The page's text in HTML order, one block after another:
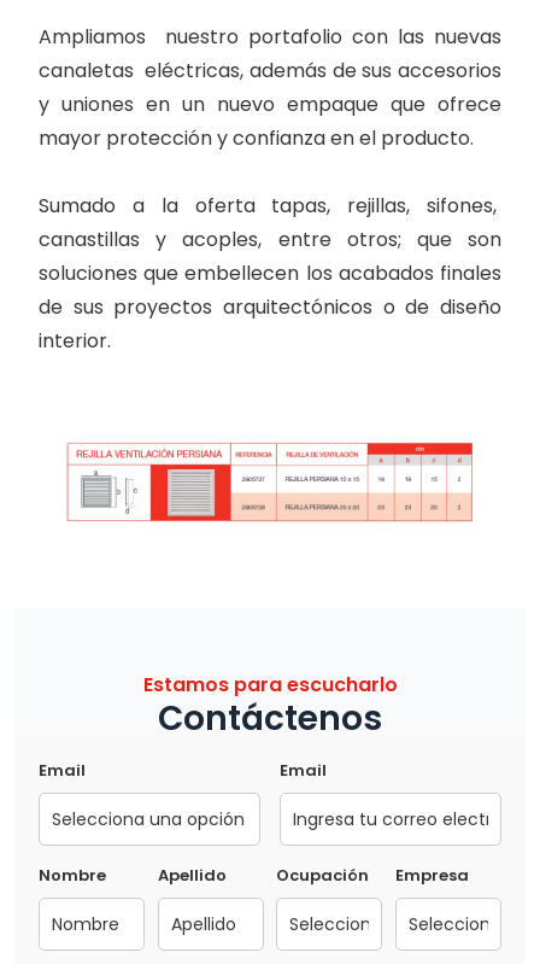
Ampliamos nuestro portafolio con las nuevas
canaletas eléctricas, además de sus accesorios
y uniones en un nuevo empaque que ofrece
mayor protección y confianza en el producto.
Sumado a la oferta tapas, rejillas, sifones,
canastillas y acoples, entre otros; que son
soluciones que embellecen los acabados finales
de sus proyectos arquitectónicos o de diseño
interior.
Estamos para escucharlo
Contáctenos
Email Email
Nombre Apellido Ocupación Empresa